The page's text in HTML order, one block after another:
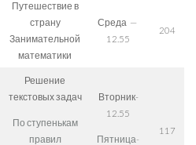
Путешествие в
страну
Занимательной
математики
Среда —
12.55
204
Решение
текстовых задач
По ступенькам
правил
Вторник-
12.55
Пятница-
117